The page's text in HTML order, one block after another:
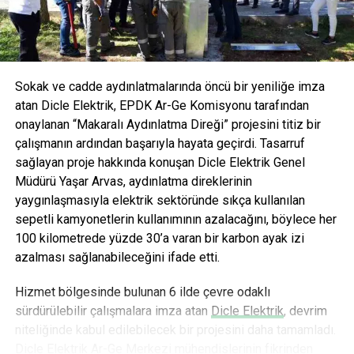
AVOYA hem maden suyu hem de mineralli gazlı içecek
kategorisinde devrim yaratmayı hedefliyor.
Sokak ve cadde aydınlatmalarında öncü bir yeniliğe imza
atan Dicle Elektrik, EPDK Ar-Ge Komisyonu tarafından
onaylanan “Makaralı Aydınlatma Direği” projesini titiz bir
çalışmanın ardından başarıyla hayata geçirdi. Tasarruf
sağlayan proje hakkında konuşan Dicle Elektrik Genel
Müdürü Yaşar Arvas, aydınlatma direklerinin
yaygınlaşmasıyla elektrik sektöründe sıkça kullanılan
sepetli kamyonetlerin kullanımının azalacağını, böylece her
100 kilometrede yüzde 30’a varan bir karbon ayak izi
azalması sağlanabileceğini ifade etti.
Hizmet bölgesinde bulunan 6 ilde çevre odaklı
sürdürülebilir çalışmalara imza atan Dicle Elektrik, devrim
niteliğinde kabul edilebilecek bir projesini daha tamamladı.